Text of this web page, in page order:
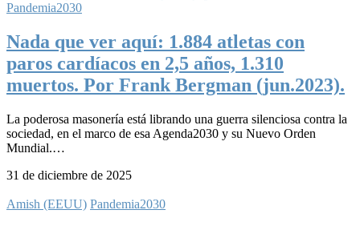
Pandemia2030
Nada que ver aquí: 1.884 atletas con
paros cardíacos en 2,5 años, 1.310
muertos. Por Frank Bergman (jun.2023).
La poderosa masonería está librando una guerra silenciosa contra la
sociedad, en el marco de esa Agenda2030 y su Nuevo Orden
Mundial.…
31 de diciembre de 2025
Amish (EEUU) Pandemia2030